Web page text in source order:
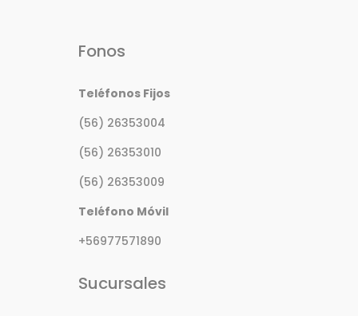
Fonos
Teléfonos Fijos
(56) 26353004
(56) 26353010
(56) 26353009
Teléfono Móvil
+56977571890
Sucursales